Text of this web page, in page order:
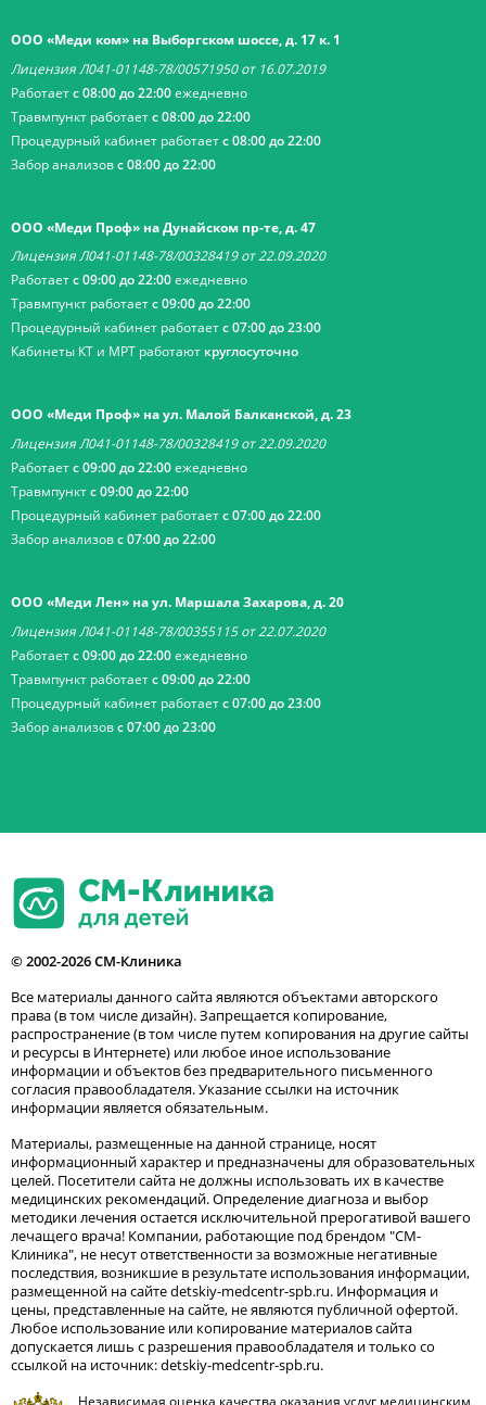
ООО «Меди ком» на Выборгском шоссе, д. 17 к. 1
Лицензия Л041-01148-78/00571950 от 16.07.2019
Работаетс 08:00 до 22:00ежедневно
Травмпункт работаетс 08:00 до 22:00
Процедурный кабинет работаетс 08:00 до 22:00
Забор анализовс 08:00 до 22:00
ООО «Меди Проф» на Дунайском пр-те, д. 47
Лицензия Л041-01148-78/00328419 от 22.09.2020
Работаетс 09:00 до 22:00ежедневно
Травмпункт работаетс 09:00 до 22:00
Процедурный кабинет работаетс 07:00 до 23:00
Кабинеты КТ и МРТ работают круглосуточно
ООО «Меди Проф» на ул. Малой Балканской, д. 23
Лицензия Л041-01148-78/00328419 от 22.09.2020
Работаетс 09:00 до 22:00ежедневно
Травмпунктс 09:00 до 22:00
Процедурный кабинет работаетс 07:00 до 22:00
Забор анализовс 07:00 до 22:00
ООО «Меди Лен» на ул. Маршала Захарова, д. 20
Лицензия Л041-01148-78/00355115 от 22.07.2020
Работаетс 09:00 до 22:00ежедневно
Травмпункт работаетс 09:00 до 22:00
Процедурный кабинет работаетс 07:00 до 23:00
Забор анализовс 07:00 до 23:00
© 2002-2026 СМ-Клиника
Все материалы данного сайта являются объектами авторского
права (в том числе дизайн). Запрещается копирование,
распространение (в том числе путем копирования на другие сайты
и ресурсы в Интернете) или любое иное использование
информации и объектов без предварительного письменного
согласия правообладателя. Указание ссылки на источник
информации является обязательным.
Материалы, размещенные на данной странице, носят
информационный характер и предназначены для образовательных
целей. Посетители сайта не должны использовать их в качестве
медицинских рекомендаций. Определение диагноза и выбор
методики лечения остается исключительной прерогативой вашего
лечащего врача! Компании, работающие под брендом "СМ-
Клиника", не несут ответственности за возможные негативные
последствия, возникшие в результате использования информации,
размещенной на сайте detskiy-medcentr-spb.ru. Информация и
цены, представленные на сайте, не являются публичной офертой.
Любое использование или копирование материалов сайта
допускается лишь с разрешения правообладателя и только со
ссылкой на источник: detskiy-medcentr-spb.ru.
Независимая оценка качества оказания услуг медицинским